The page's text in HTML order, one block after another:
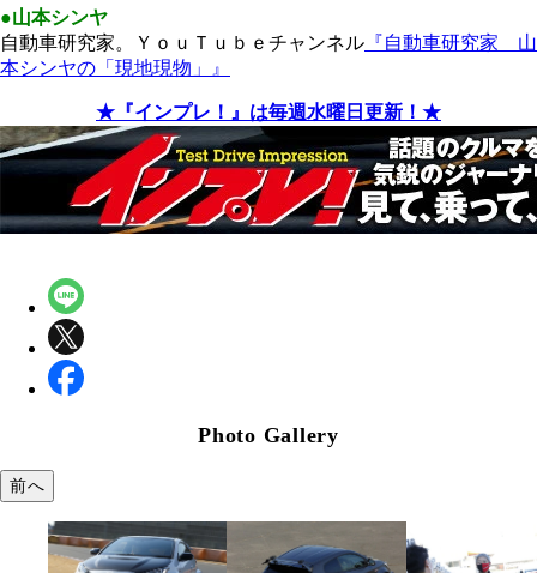
●山本シンヤ
自動車研究家。ＹｏｕＴｕｂｅチャンネル 『自動車研究家 山
本シンヤの「現地現物」』
★『インプレ！』は毎週水曜日更新！★
Photo Gallery
前へ